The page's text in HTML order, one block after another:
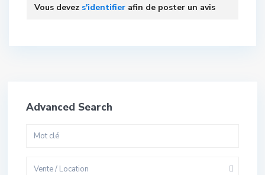
Vous devez s'identifier afin de poster un avis
Advanced Search
Vente / Location